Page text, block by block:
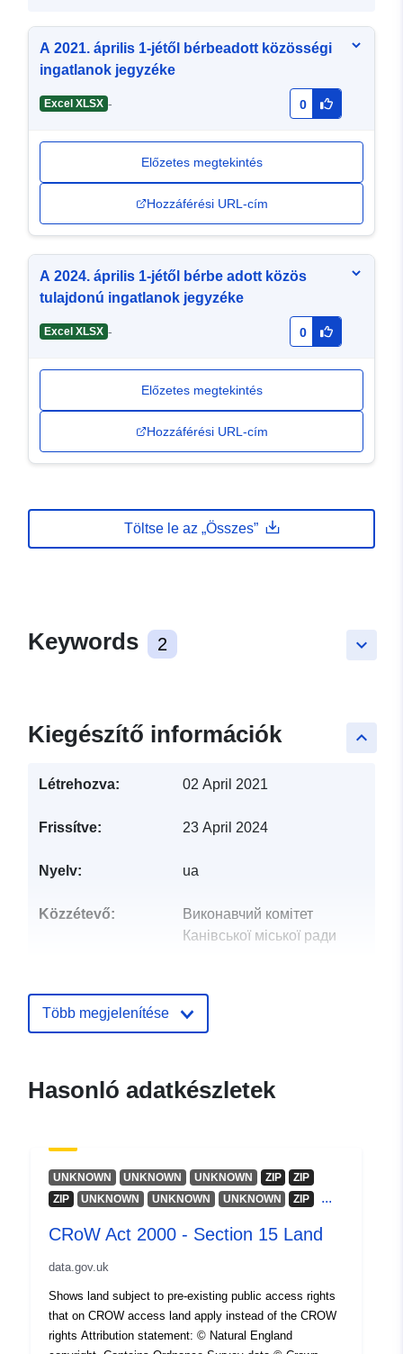
A 2021. április 1-jétől bérbeadott közösségi
ingatlanok jegyzéke
Excel XLSX - 0
Előzetes megtekintés
Hozzáférési URL-cím
A 2024. április 1-jétől bérbe adott közös
tulajdonú ingatlanok jegyzéke
Excel XLSX - 0
Előzetes megtekintés
Hozzáférési URL-cím
Töltse le az „Összes”
keyboard_arrow_down
Keywords 2
keyboard_arrow_up
Kiegészítő információk
Létrehozva: 02 April 2021
Frissítve: 23 April 2024
Nyelv: ua
Közzétevő:
Виконавчий комітет
Канівської міської ради
pontok:
E-mail:
Katalógus-
Hozzáadva a data.europa.eu-hoz:
2026
670f9aa3385c
uriRef:
9c98-42b1-939f-670f9aa3385c
Verzióinformáció 1.0
Több megjelenítése
Hasonló adatkészletek
UNKNOWN UNKNOWN UNKNOWN ZIP
ZIP
ZIP
UNKNOWN UNKNOWN UNKNOWN ZIP ...
CRoW Act 2000 - Section 15 Land
data.gov.uk
Shows land subject to pre-existing public access rights
that on CROW access land apply instead of the CROW
rights Attribution statement: © Natural England